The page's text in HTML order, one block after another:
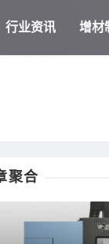
行业资讯 增材
聚合